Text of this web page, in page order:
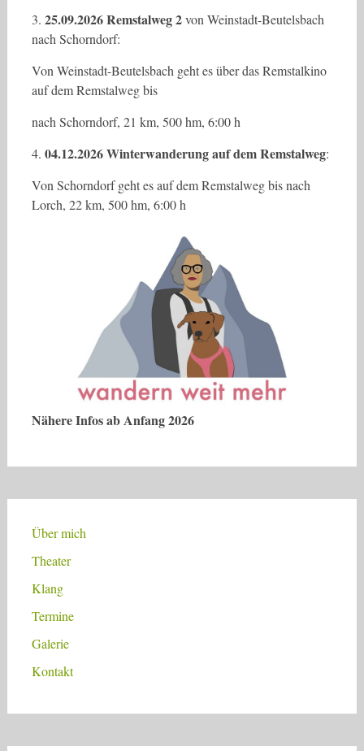
3. 25.09.2026 Remstalweg 2von Weinstadt-Beutelsbach
nach Schorndorf:
Von Weinstadt-Beutelsbach geht es über das Remstalkino
auf dem Remstalweg bis
nach Schorndorf, 21 km, 500 hm, 6:00 h
4. 04.12.2026 Winterwanderung auf dem Remstalweg:
Von Schorndorf geht es auf dem Remstalweg bis nach
Lorch, 22 km, 500 hm, 6:00 h
Nähere Infos ab Anfang 2026
Über mich
Theater
Klang
Termine
Galerie
Kontakt